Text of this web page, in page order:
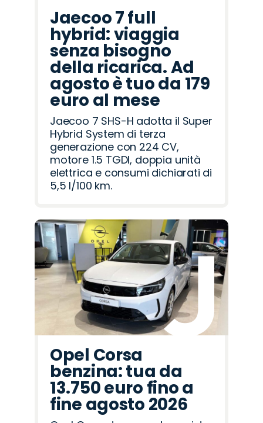
Jaecoo 7 full
hybrid: viaggia
senza bisogno
della ricarica. Ad
agosto è tuo da 179
euro al mese
Jaecoo 7 SHS-H adotta il Super
Hybrid System di terza
generazione con 224 CV,
motore 1.5 TGDI, doppia unità
elettrica e consumi dichiarati di
5,5 l/100 km.
Opel Corsa
benzina: tua da
13.750 euro fino a
fine agosto 2026